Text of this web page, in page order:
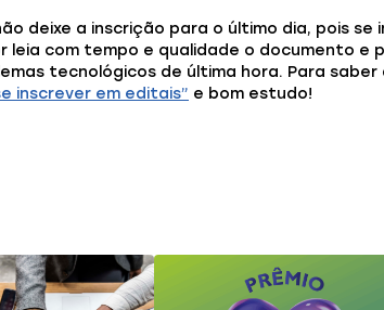
deixe a inscrição para o último dia, pois se
leia com tempo e qualidade o documento e
tecnológicos de última hora. Para saber
inscrever em editais” e bom estudo!